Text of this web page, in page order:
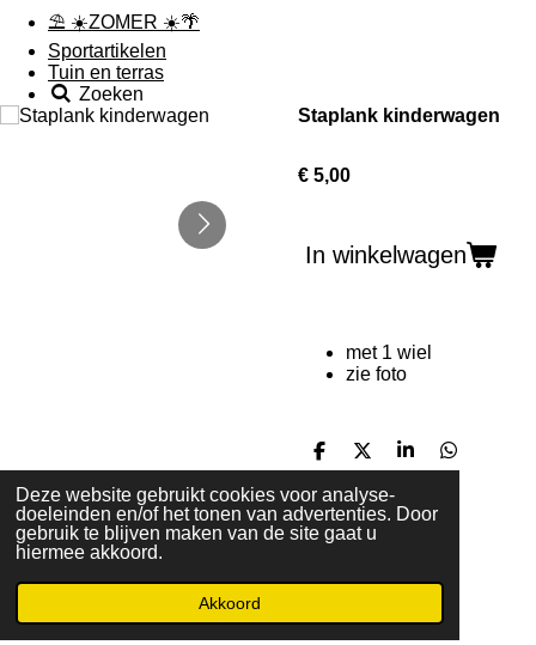
Deze website gebruikt cookies voor analyse-
doeleinden en/of het tonen van advertenties. Door
gebruik te blijven maken van de site gaat u
hiermee akkoord.
Akkoord
⛱ ☀️ZOMER ☀️🌴
Sportartikelen
Tuin en terras
Zoeken
Staplank kinderwagen
€ 5,00
In winkelwagen
met 1 wiel
zie foto
D
e
e
n
D
e
e
l
S
h
r
D
e
© 2019 - 2026 Kringloopzandvoort.nl
E-mailadres